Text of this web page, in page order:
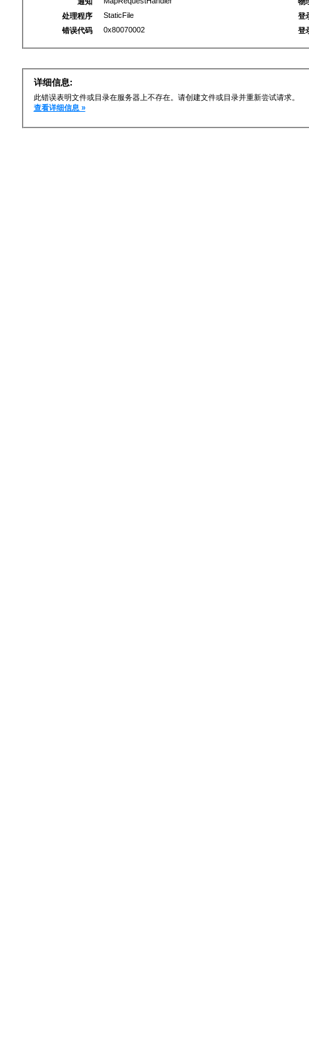
处理程序
StaticFile
错误代码
0x80070002
登
登
详细信息:
此错误表明文件或目录在服务器上不存在。请创建文件或目录并重新尝试请求。
查看详细信息 »